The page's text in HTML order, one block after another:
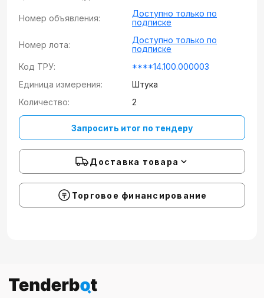
Номер объявления:
Доступно только по
подписке
Номер лота:
Доступно только по
подписке
Код ТРУ:
****14.100.000003
Единица измерения:
Штука
Количество:
2
Запросить итог по тендеру
Доставка товара
Торговое финансирование